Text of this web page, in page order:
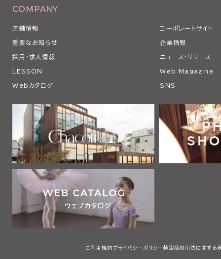
COMPANY
店舗情報 コーポレートサイト
重要なお知らせ 企業情報
採用・求人情報 ニュース・リリース
LESSON Web Magazine
Webカタログ SNS
ご利用規約プライバシーポリシー 特定商取引法に関する